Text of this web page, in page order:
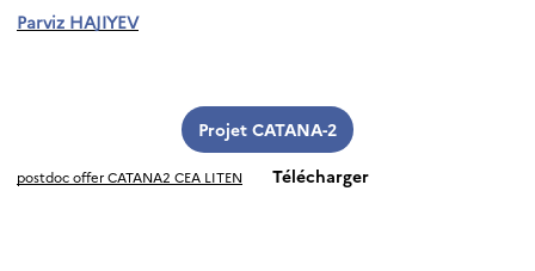
Parviz HAJIYEV
Projet CATANA-2
postdoc offer CATANA2 CEA LITEN Télécharger